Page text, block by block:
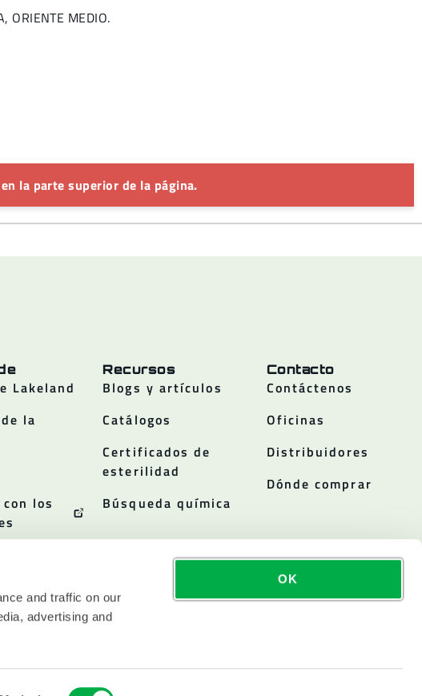
and traffic on our
advertising and
OK
ORIENTE MEDIO.
la parte superior de la página.
Lakeland
la
los
Recursos
Blogs y artículos
Catálogos
Certificados de
esterilidad
Búsqueda química
Contacto
Contáctenos
Oficinas
Distribuidores
Dónde comprar